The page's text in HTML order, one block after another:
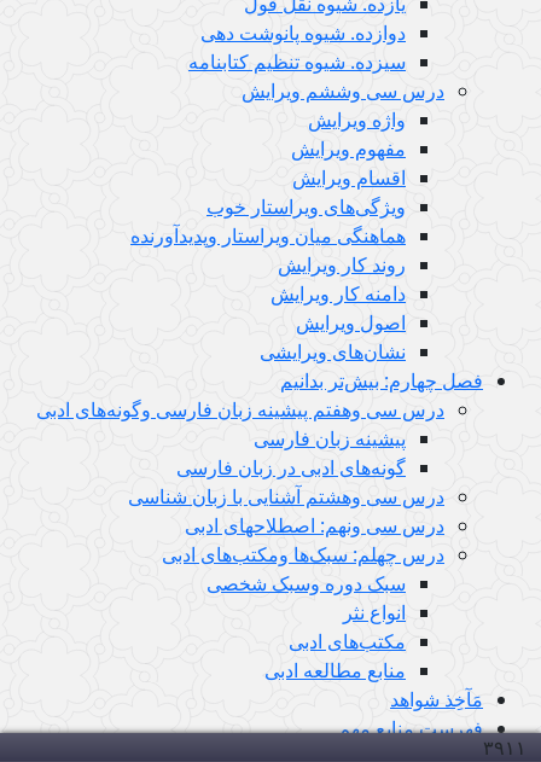
دوازده. شیوه پانوشت دهی
سیزده. شیوه تنظیم کتابنامه
درس سی وششم ویرایش
واژه ویرایش
مفهوم ویرایش
اقسام ویرایش
ویژگی‌های ویراستار خوب
هماهنگی میان ویراستار وپدیدآورنده
روند کار ویرایش
دامنه کار ویرایش
اصول ویرایش
نشان‌های ویرایشی
فصل چهارم: بیش‌تر بدانیم
درس سی وهفتم پیشینه زبان فارسی وگونه‌های ادبی
پیشینه زبان فارسی
گونه‌های ادبی در زبان فارسی
درس سی وهشتم آشنایی با زبان شناسی
درس سی ونهم: اصطلاحهای ادبی
درس چهلم: سبک‌ها ومکتب‌های ادبی
سبک دوره وسبک شخصی
انواع نثر
مکتب‌های ادبی
منابع مطالعه ادبی
مَآخِذ شواهد
فهرست منابعِ مهم
۳۹۱ ۱